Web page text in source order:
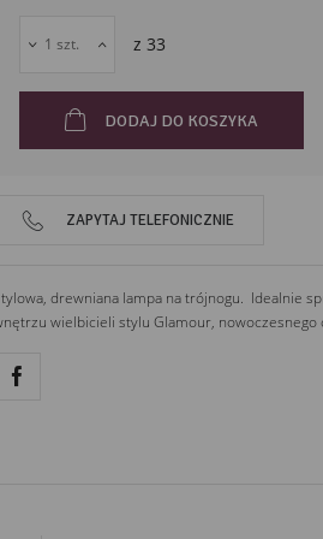
Polska
z 33
DODAJ DO KOSZYKA
ZAPYTAJ TELEFONICZNIE
drewniana lampa na trójnogu. Idealnie
wielbicieli stylu Glamour, nowoczesnego